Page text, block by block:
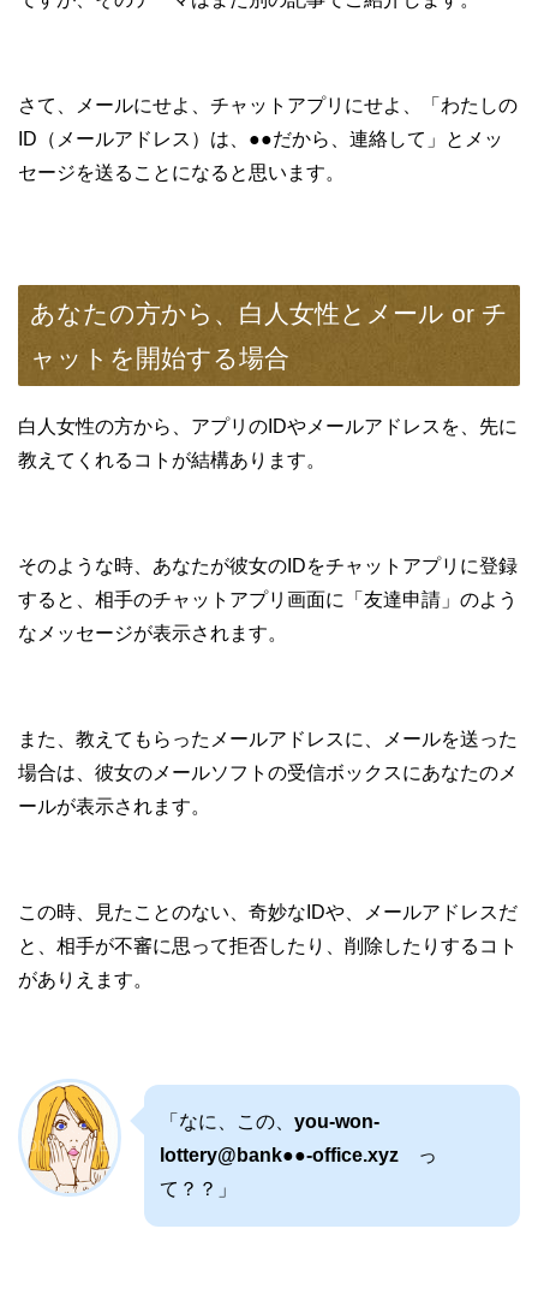
さて、メールにせよ、チャットアプリにせよ、「わたしの
ID（メールアドレス）は、●●だから、連絡して」とメッ
セージを送ることになると思います。
あなたの方から、白人女性とメール or チ
ャットを開始する場合
白人女性の方から、アプリのIDやメールアドレスを、先に
教えてくれるコトが結構あります。
そのような時、あなたが彼女のIDをチャットアプリに登録
すると、相手のチャットアプリ画面に「友達申請」のよう
なメッセージが表示されます。
また、教えてもらったメールアドレスに、メールを送った
場合は、彼女のメールソフトの受信ボックスにあなたのメ
ールが表示されます。
この時、見たことのない、奇妙なIDや、メールアドレスだ
と、相手が不審に思って拒否したり、削除したりするコト
がありえます。
「なに、この、 you-won-
lottery@bank●●-office.xyz っ
て？？」